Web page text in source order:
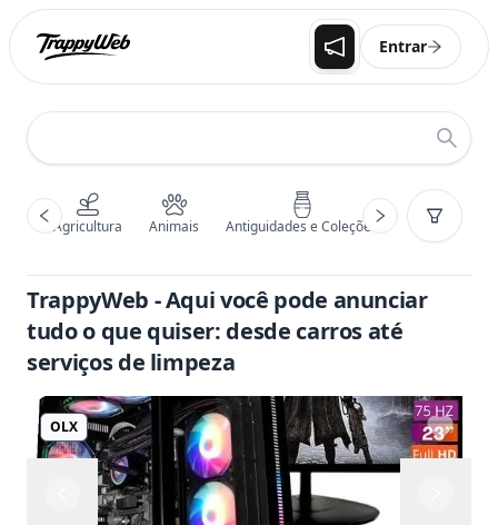
Entrar
Agricultura Animais Antiguidades e Coleções Arte,
TrappyWeb - Aqui você pode anunciar
tudo o que quiser: desde carros até
serviços de limpeza
OLX
Anterior